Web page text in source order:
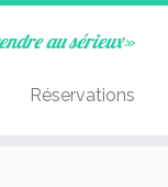
au sérieux»
Réservations